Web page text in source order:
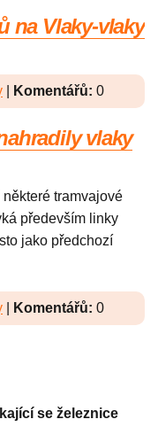
na Vlaky-vlaky
Komentářů: 0
vlaky
tramvajové
především linky
jako předchozí
Komentářů: 0
se železnice